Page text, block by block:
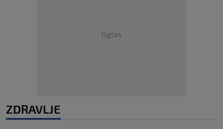
Oglas
ZDRAVLJE